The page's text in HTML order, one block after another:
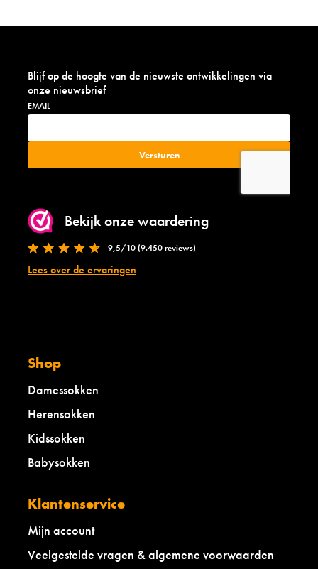
Blijf op de hoogte van de nieuwste ontwikkelingen via
onze nieuwsbrief
Bekijk onze waardering
9,5/10 (9.450 reviews)
Lees over de ervaringen
Shop
Damessokken
Herensokken
Kidssokken
Babysokken
Klantenservice
Mijn account
Veelgestelde vragen & algemene voorwaarden